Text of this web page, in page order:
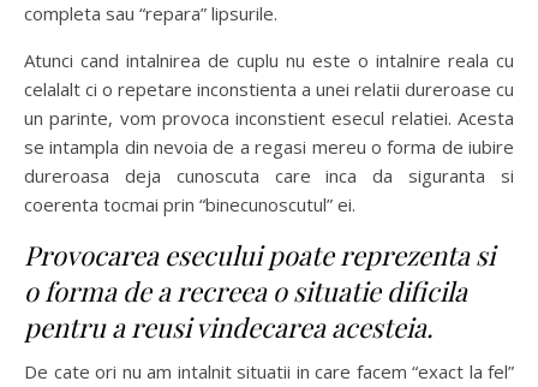
completa sau “repara” lipsurile.
Atunci cand intalnirea de cuplu nu este o intalnire reala cu
celalalt ci o repetare inconstienta a unei relatii dureroase cu
un parinte, vom provoca inconstient esecul relatiei. Acesta
se intampla din nevoia de a regasi mereu o forma de iubire
dureroasa deja cunoscuta care inca da siguranta si
coerenta tocmai prin “binecunoscutul” ei.
Provocarea esecului poate reprezenta si
o forma de a recreea o situatie dificila
pentru a reusi vindecarea acesteia.
De cate ori nu am intalnit situatii in care facem “exact la fel”